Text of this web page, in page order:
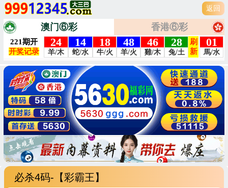
返回
澳门⑥彩 香港⑥彩